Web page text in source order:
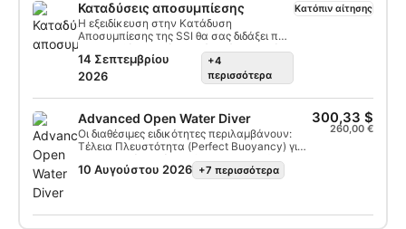
Καταδύσεις αποσυμπίεσης
Η εξειδίκευση στην Κατάδυση
Αποσυμπίεσης της SSI θα σας διδάξει πώς
να καταδύεστε πέρα ​​από τα όρια χωρίς
αποσυμπίεση. Θα μάθετε να σχεδιάζετε
και να εκτελείτε καταδύσεις σε μέγιστο
βάθος 40 μέτρων με περιορισμένη
αποσυμπίεση χρησιμοποιώντας το
πλήρες σύστημα καταδύσεων αναψυχής
και μία μόνο δεξαμενή αποσυμπίεσης. Θα
μάθετε και θα εξασκηθείτε στον τρόπο
αποτελεσματικής χρήσης των
λειτουργιών του υπολογιστή κατάδυσης,
συμπεριλαμβανομένων των αλλαγών
ανάδυσης. Η χρήση αυτών των
λειτουργιών του υπολογιστή θα γίνει
14 Σεπτεμβρίου
2026
+4
περισσότερα
Κατόπιν αίτησης
Advanced Open Water Diver
Οι διαθέσιμες ειδικότητες περιλαμβάνουν:
Τέλεια Πλευστότητα (Perfect Buoyancy) για
Φωτογραφία & Βίντεο (Photo & Video) και
Έρευνα & Ανάκτηση (Search & Recovery) για
10 Αυγούστου 2026 +7 περισσότερα
300,33 $
260,00 €